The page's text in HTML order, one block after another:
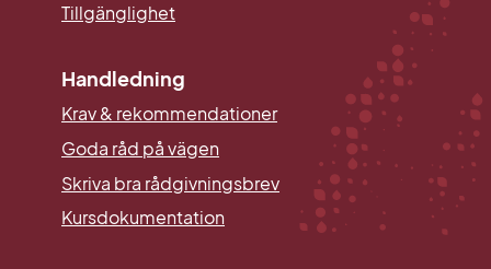
Tillgänglighet
Handledning
Krav & rekommendationer
Goda råd på vägen
Skriva bra rådgivningsbrev
Kursdokumentation